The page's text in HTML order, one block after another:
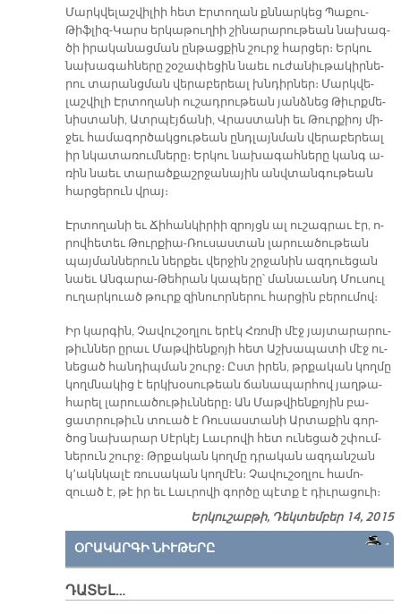
Մարկ­վե­լաշ­վի­լիի հետ Էր­տո­ղան քննար­կեց Պա­քու-
Թիֆ­լիզ-Կարս եր­կա­թու­ղիի շի­նա­րա­րու­թեան նա­խագ­
ծի ի­րա­կա­նաց­ման ըն­թաց­քին շուրջ հար­ցեր։ Եր­կու
նա­խա­գահ­նե­րը շօ­շա­փե­ցին նաեւ ու­ժա­նիւ­թա­կիր­նե­
րու տա­րանց­ման վե­րա­բե­րեալ խնդիր­ներ։ Մարկ­վե­
լաշ­վի­լի Էր­տո­ղա­նի ու­շադ­րու­թեան յանձ­նեց Թիւրք­մե­
նիս­տա­նի, Ատր­պէյ­ճա­նի, Վրաս­տա­նի եւ Թուր­քիոյ մի­
ջեւ հա­մա­գոր­ծակ­ցու­թեան ընդ­լայն­ման վե­րա­բե­րեալ
իր նկա­տա­ռում­նե­րը։ Եր­կու նա­խա­գահ­նե­րը կանգ ա­
ռին նաեւ տա­րած­քաշր­ջա­նա­յին անվ­տան­գու­թեան
հար­ցե­րուն վրայ։
Էր­տո­ղա­նի եւ Ճի­հան­կի­րիի զրոյցն ալ ու­շագ­րաւ էր, ո­
րով­հե­տեւ Թուր­քիա-Ռու­սաս­տան լա­րուա­ծու­թեան
պայ­ման­նե­րուն ներ­քեւ վեր­ջին շրջա­նին ազ­դուե­ցան
նաեւ Ան­գա­րա-Թեհ­րան կա­պե­րը՝ մա­նա­ւանդ Մու­սուլ
ու­ղար­կուած թուրք զի­նուոր­նե­րու հար­ցին բե­րու­մով։
Իր կար­գին, Չա­վու­շօղ­լու ե­րէկ Հռո­մի մէջ յայ­տա­րա­րու­
թիւն­ներ ը­րաւ Մաթ­վիեն­քո­յի հետ Աշ­խա­պա­տի մէջ ու­
նե­ցած հան­դիպ­ման շուրջ։ Ըստ ի­րեն, թրքա­կան կող­մը
կողմ­նա­կից է երկ­խօ­սու­թեան ճա­նա­պար­հով յաղ­թա­
հա­րել լա­րուա­ծու­թիւն­նե­րը։ Ան Մաթ­վիեն­քո­յին բա­
ցատ­րու­թիւն տուած է Ռու­սաս­տա­նի Ար­տա­քին գոր­
ծոց նա­խա­րար Սէր­կէյ Լաւ­րո­վի հետ ու­նե­ցած շփում­
նե­րուն շուրջ։ Թրքա­կան կող­մը դրա­կան ազ­դան­շան
կ՚ակն­կա­լէ ռու­սա­կան կող­մէն։ Չա­վու­շօղ­լու հա­մո­
զուած է, թէ իր եւ Լաւ­րո­վի գոր­ծը պէտք է դիւ­րա­ցուի։
Երկուշաբթի, Դեկտեմբեր 14, 2015
ՕՐԱԿԱՐԳԻ ՆԻՒԹԵՐԸ
ԴԱՏԵԼ…